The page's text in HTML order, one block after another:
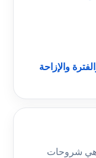
والإزاحة
وهي شروحات